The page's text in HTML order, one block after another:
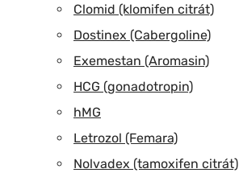
Clomid (klomifen citrát)
Dostinex (Cabergoline)
Exemestan (Aromasin)
HCG (gonadotropin)
hMG
Letrozol (Femara)
Nolvadex (tamoxifen citrát)